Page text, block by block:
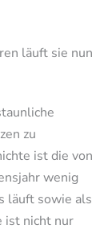
läuft sie nun
zu
ist die von
wenig
läuft sowie als
ist nicht nur